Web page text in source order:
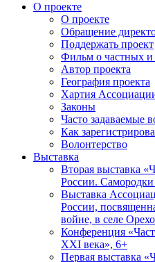
О проекте
О проекте
Обращение
Поддержать проект
Фильм о частных и
Автор проекта
География проекта
Хартия
Законы
Часто задаваемые
Как
Волонтерство
Выставка
Вторая выставка
России.
Выставка
России,
войне, в селе
Конференция
XXI века», 6+
Первая выставка